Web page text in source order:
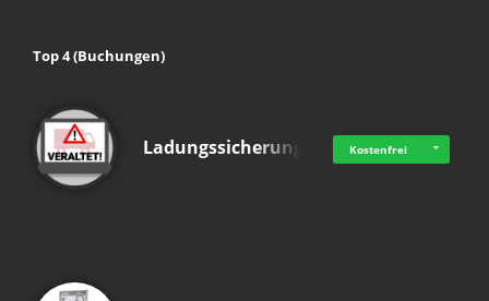
Top 4 (Buchungen)
Ladungssicherung Kostenfrei